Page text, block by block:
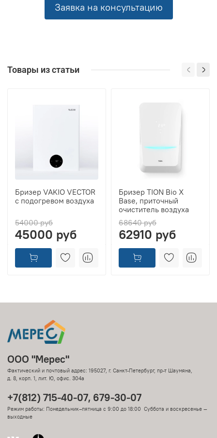
Заявка на консультацию
Товары из статьи
Бризер VAKIO VECTOR
с подогревом воздуха
54000 руб
45000 руб
Бризер TION Bio X
Base, приточный
очиститель воздуха
68640 руб
62910 руб
ООО "Мерес"
Фактический и почтовый адрес: 195027, г. Санкт-Петербург, пр-т Шаумяна,
д. 8, корп. 1, лит. Ю, офис. 304а
+7(812) 715-40-07, 679-30-07
Режим работы: Понедельник–пятница с 9:00 до 18:00 Суббота и воскресенье —
выходные